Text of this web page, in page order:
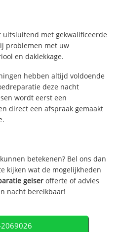
uitsluitend met gekwalificeerde
problemen met uw
en daklekkage.
hebben altijd voldoende
deze nacht
wordt eerst een
direct een afspraak gemaakt
betekenen? Bel ons dan
kijken wat de mogelijkheden
geiser offerte of advies
nacht bereikbaar!